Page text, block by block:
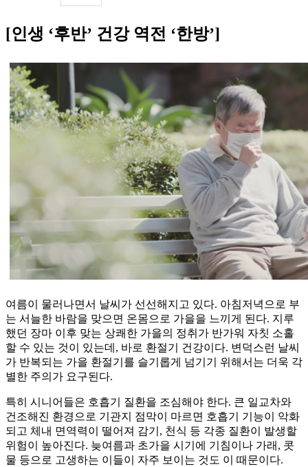
[인생 ‘후반’ 건강 역전 ‘한방’]
여름이 물러나면서 날씨가 선선해지고 있다. 아침저녁으로 부
는 서늘한 바람을 맞으면 온몸으로 가을을 느끼게 된다. 지루
했던 장마 이후 맞는 상쾌한 가을의 정취가 반가워 자칫 소홀
할 수 있는 것이 있는데, 바로 환절기 건강이다. 변덕스런 날씨
가 반복되는 가을 환절기를 슬기롭게 넘기기 위해서는 더욱 각
별한 주의가 요구된다.
특히 시니어들은 호흡기 질환을 조심해야 한다. 큰 일교차와
건조해진 환경으로 기관지 점막이 마르면 호흡기 기능이 악화
되고 체내 면역력이 떨어져 감기, 천식 등 각종 질환이 발생할
위험이 높아진다. 늦여름과 초가을 시기에 기침이나 가래, 콧
물 등으로 고생하는 이들이 자주 보이는 것도 이 때문이다.